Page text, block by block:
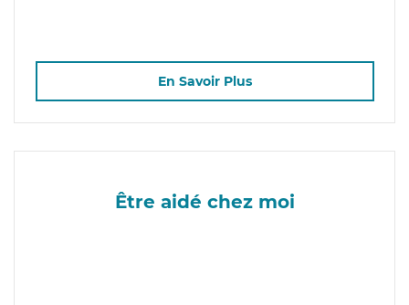
En Savoir Plus
Être aidé chez moi